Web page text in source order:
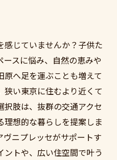
じていませんか？子供た
スに悩み、自然の恵みや
へ足を運ぶことも増えて
狭い東京に住むより近くて
肢は、抜群の交通アクセ
想的な暮らしを提案しま
ニプレッセがサポートす
トや、広い住空間で叶う